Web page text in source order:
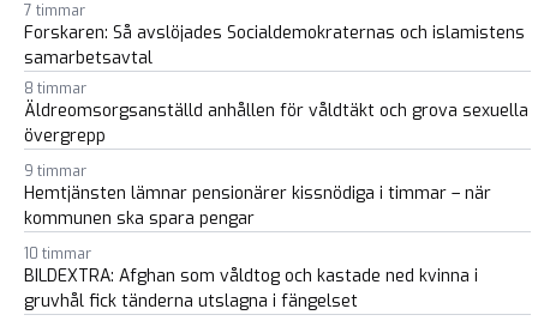
7 timmar
Forskaren: Så avslöjades Socialdemokraternas och islamistens
samarbetsavtal
8 timmar
Äldreomsorgsanställd anhållen för våldtäkt och grova sexuella
övergrepp
9 timmar
Hemtjänsten lämnar pensionärer kissnödiga i timmar – när
kommunen ska spara pengar
10 timmar
BILDEXTRA: Afghan som våldtog och kastade ned kvinna i
gruvhål fick tänderna utslagna i fängelset